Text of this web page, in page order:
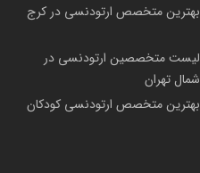
بهترین متخصص ارتودنسی در کرج
لیست متخصصین ارتودنسی در
شمال تهران
بهترین متخصص ارتودنسی کودکان